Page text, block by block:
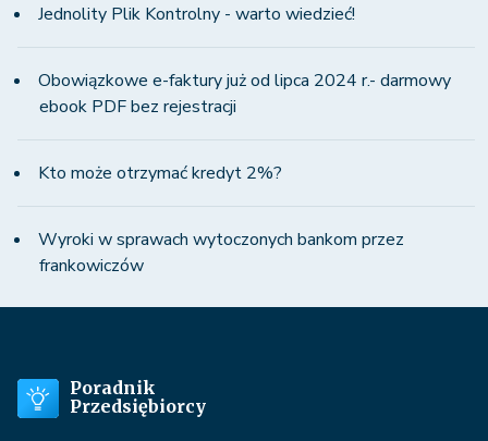
Jednolity Plik Kontrolny - warto wiedzieć!
Obowiązkowe e-faktury już od lipca 2024 r.- darmowy
ebook PDF bez rejestracji
Kto może otrzymać kredyt 2%?
Wyroki w sprawach wytoczonych bankom przez
frankowiczów
Poradnik
Przedsiębiorcy